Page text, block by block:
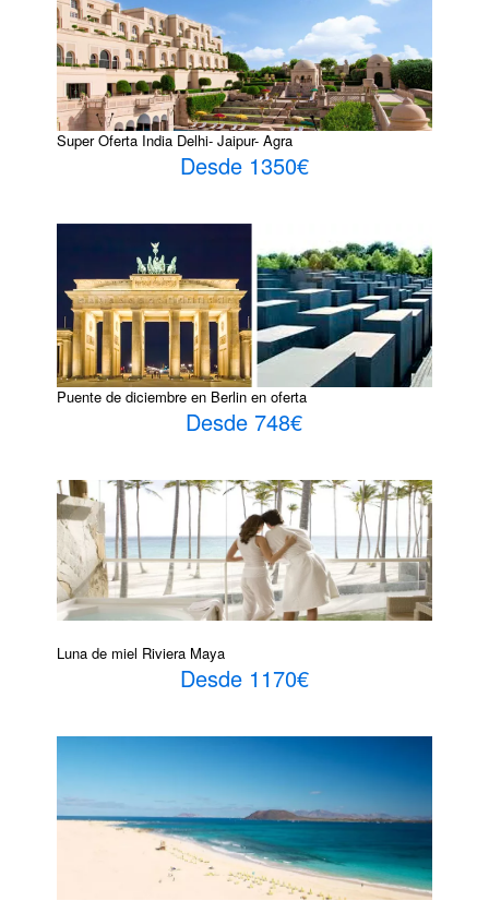
Super Oferta India Delhi- Jaipur- Agra
Desde 1350€
Puente de diciembre en Berlin en oferta
Desde 748€
Luna de miel Riviera Maya
Desde 1170€